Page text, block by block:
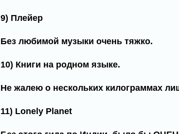
9) Плейер
Без любимой музыки очень тяжко.
10) Книги на родном языке.
Не жалею о нескольких килограммах
11) Lonely Planet